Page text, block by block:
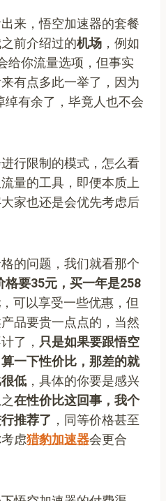
来，悟空加速器的套餐
前介绍过的机场 ，例如
给你流量选项，但事实
有点多此一举了，因为
绰有余了，毕竟人也不会
行限制的模式，怎么看
量的工具，即便本质上
家也还是会优先考虑后
的问题，我们就看那个
格要35元，买一年是258
，可以享受一些优惠，但
品要贵一点点的，当然
了， 只是如果要跟悟空
一下性价比，那差的就
低 ，具体的你要是感兴
在性价比这回事，我个
推荐了 ，同等价格甚至
虑猎豹加速器会更合